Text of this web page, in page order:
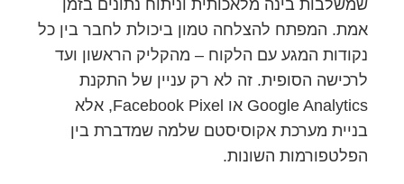
שמשלבות בינה מלאכותית וניתוח נתונים בזמן
אמת. המפתח להצלחה טמון ביכולת לחבר בין כל
נקודות המגע עם הלקוח – מהקליק הראשון ועד
לרכישה הסופית. זה לא רק עניין של התקנת
Google Analytics או Facebook Pixel, אלא
בניית מערכת אקוסיסטם שלמה שמדברת בין
הפלטפורמות השונות.